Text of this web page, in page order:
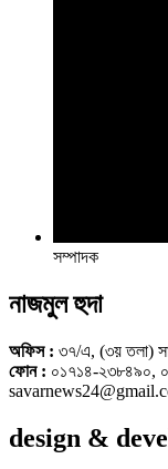
সম্পাদক
নাজমুল হুদা
অফিস : ৩৭/এ, (৩য় তলা)
ফোন : ০১৭১৪-২৩৮৪৯০,
design &